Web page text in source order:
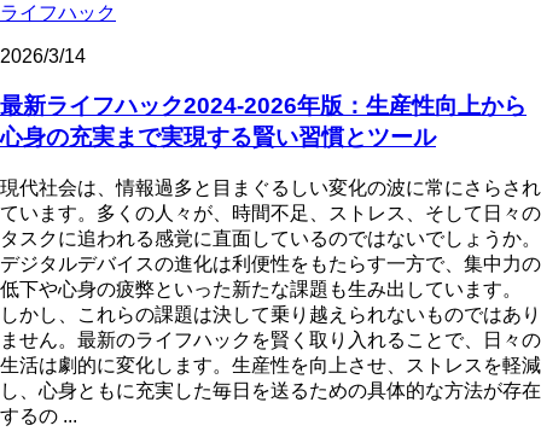
ライフハック
2026/3/14
最新ライフハック2024-2026年版：生産性向上から
心身の充実まで実現する賢い習慣とツール
現代社会は、情報過多と目まぐるしい変化の波に常にさらされ
ています。多くの人々が、時間不足、ストレス、そして日々の
タスクに追われる感覚に直面しているのではないでしょうか。
デジタルデバイスの進化は利便性をもたらす一方で、集中力の
低下や心身の疲弊といった新たな課題も生み出しています。
しかし、これらの課題は決して乗り越えられないものではあり
ません。最新のライフハックを賢く取り入れることで、日々の
生活は劇的に変化します。生産性を向上させ、ストレスを軽減
し、心身ともに充実した毎日を送るための具体的な方法が存在
するの ...